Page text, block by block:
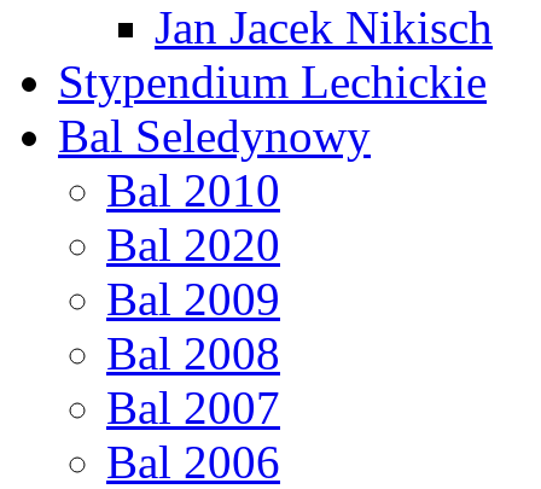
Jan Jacek Nikisch
Stypendium Lechickie
Bal Seledynowy
Bal 2010
Bal 2020
Bal 2009
Bal 2008
Bal 2007
Bal 2006